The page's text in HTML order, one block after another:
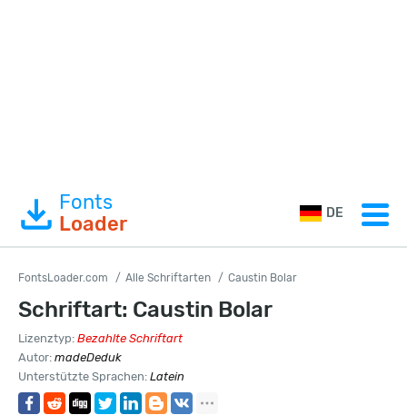
Fonts
Loader
DE
FontsLoader.com Alle Schriftarten Caustin Bolar
Schriftart: Caustin Bolar
Lizenztyp: Bezahlte Schriftart
Autor: madeDeduk
Unterstützte Sprachen: Latein